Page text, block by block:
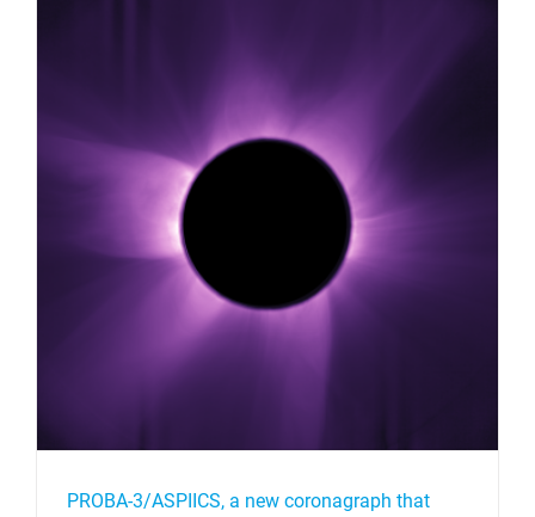
PROBA-3/ASPIICS, a new coronagraph that